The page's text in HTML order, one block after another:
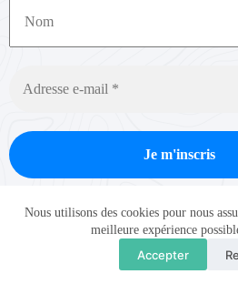
Nous utilisons des cookies pour nous
meilleure expérience
Accepter
Nous ne spammons pas ! Consultez
confidentialitépour plus
Copyright © Intothewheel 2026 - Thème